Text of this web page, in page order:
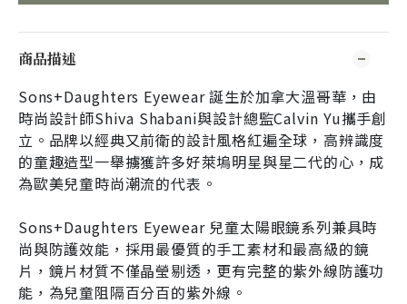
商品描述
Sons+Daughters Eyewear 誕生於加拿大溫哥華，由
時尚設計師Shiva Shabani與設計總監Calvin Yu攜手創
立。品牌以經典又前衛的設計風格紅遍全球，高辨識度
的童趣造型一舉擄獲許多好萊塢明星與星二代的心，成
為歐美兒童時尚潮流的代表。
Sons+Daughters Eyewear 兒童太陽眼鏡系列兼具時
尚與防護效能，採用最優質的手工素材和最高級的鏡
片，鏡片材質不僅晶瑩剔透，更有完整的紫外線防護功
能，為兒童阻隔百分百的紫外線。